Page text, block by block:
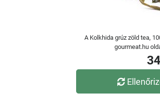
A Kolkhida grúz zöld tea,
gourmeat.hu